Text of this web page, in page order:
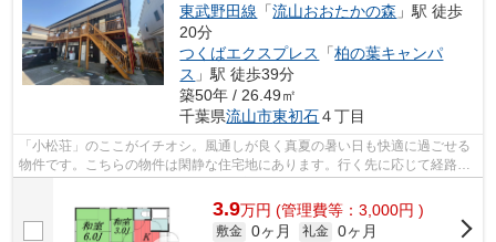
東武野田線 「流山おおたかの森 」駅 徒歩
20分
つくばエクスプレス
「柏の葉キャンパ
ス 」駅 徒歩39分
築50年 / 26.49㎡
千葉県流山市東初石４丁目
「小松荘」のここがイチオシ。風通しが良く真夏の暑い日も快適に過ごせる
物件です。こちらの物件は閑静な住宅地にあります。行く先に応じて経路を
選べる、2駅利用可能な物件です。お客...
3.9万円 (管理費等：3,000円 )
敷金 0ヶ月 礼金 0ヶ月